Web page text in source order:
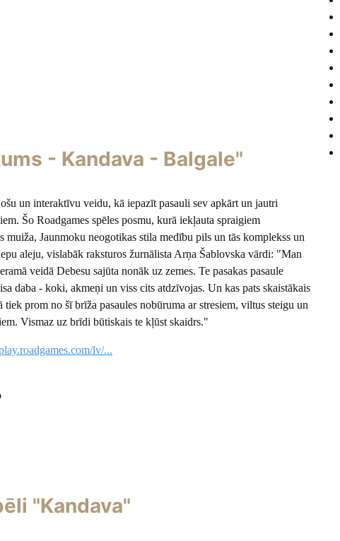
- Kandava - Balgale"
un interaktīvu veidu, kā iepazīt pasauli sev apkārt un jautri
Šo Roadgames spēles posmu, kurā iekļauta spraigiem
muiža, Jaunmoku neogotikas stila medību pils un tās komplekss un
aleju, vislabāk raksturos žurnālista Arņa Šablovska vārdi: "Man
veidā Debesu sajūta nonāk uz zemes. Te pasakas pasaule
daba - koki, akmeņi un viss cits atdzīvojas. Un kas pats skaistākais
prom no šī brīža pasaules nobūruma ar stresiem, viltus steigu un
Vismaz uz brīdi būtiskais te kļūst skaidrs."
lv/...
"Kandava"